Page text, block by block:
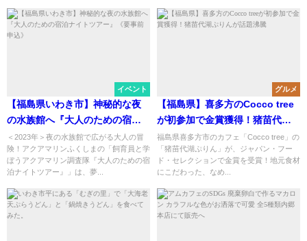
イベント
【福島県いわき市】神秘的な夜
の水族館へ『大人のための宿泊
ナイトツアー』《要事前申込》
＜2023年＞夜の水族館で広がる大人の冒
険！アクアマリンふくしまの「飼育員と学
ぼうアクアマリン調査隊『大人のための宿
泊ナイトツアー』」は、夢...
グルメ
【福島県】喜多方のCocco tree
が初参加で金賞獲得！猪苗代湖
ぷりんが話題沸騰
福島県喜多方市のカフェ「Cocco tree」の
「猪苗代湖ぷりん」が、ジャパン・フー
ド・セレクションで金賞を受賞！地元食材
にこだわった、なめ...